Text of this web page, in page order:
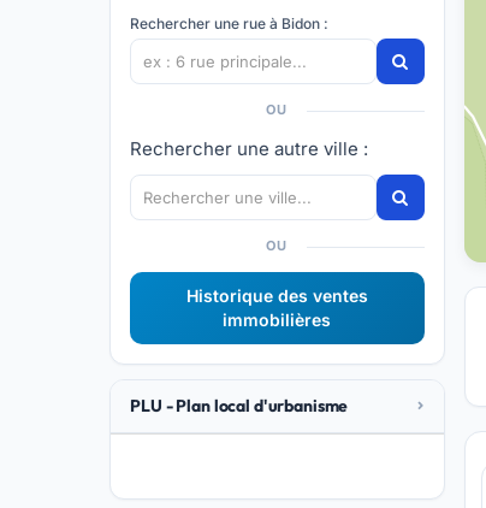
Rechercher une rue à Bidon :
OU
Rechercher une autre ville :
OU
Historique des ventes
immobilières
PLU - Plan local d'urbanisme